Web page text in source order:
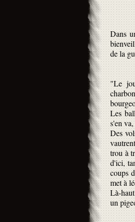
Dans
de la
"Le
Les
s'en
Des
trou à
d'ici,
coups
met à
Là-
un